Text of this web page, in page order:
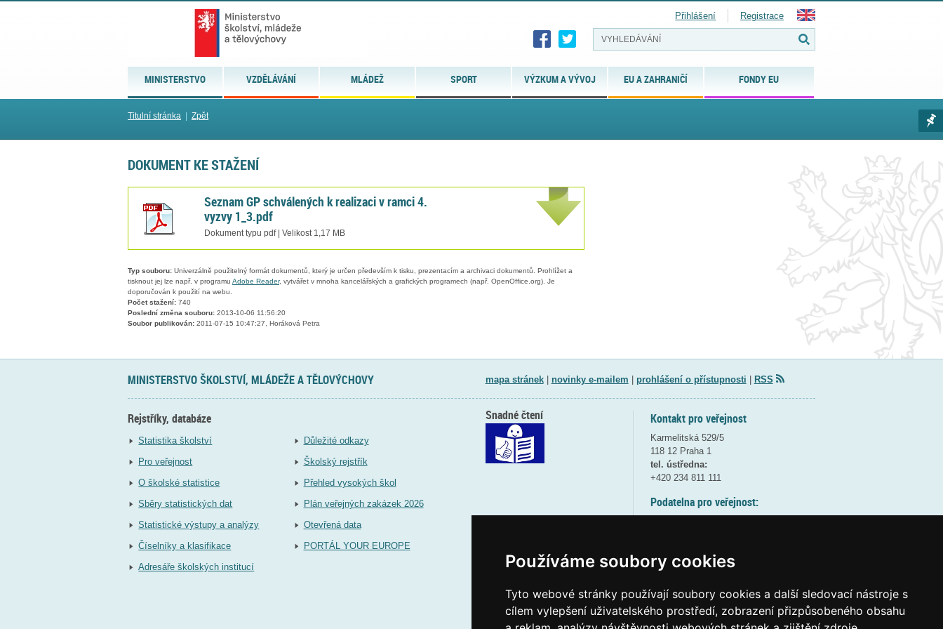
Používáme soubory cookies
Tyto webové stránky používají soubory cookies a další sledovací nástroje s
cílem vylepšení uživatelského prostředí, zobrazení přizpůsobeného obsahu
MINISTERSTVO VZDĚLÁVÁNÍ MLÁDEŽ SPORT VÝZKUM A VÝVOJ EU A ZAHRANIČÍ FONDY EU
Přihlášení Registrace
Titulní stránka Zpět
DOKUMENT KE STAŽENÍ
Seznam GP schválených k realizaci v ramci 4.
vyzvy 1_3.pdf
Dokument typu pdf | Velikost 1,17 MB
Typ souboru: Univerzálně použitelný formát dokumentů, který je určen především k tisku, prezentacím a archivaci dokumentů. Prohlížet a
tisknout jej lze např. v programu Adobe Reader, vytvářet v mnoha kancelářských a grafických programech (např. OpenOffice.org). Je
doporučován k použití na webu.
Počet stažení: 740
Poslední změna souboru: 2013-10-06 11:56:20
Soubor publikován: 2011-07-15 10:47:27, Horáková Petra
MINISTERSTVO ŠKOLSTVÍ, MLÁDEŽE A TĚLOVÝCHOVY mapa stránek| novinky e-mailem prohlášení o přístupnosti RSS
Rejstříky, databáze
Statistika školství
Pro veřejnost
O školské statistice
Sběry statistických dat
Statistické výstupy a analýzy
Číselníky a klasifikace
Adresáře školských institucí
Důležité odkazy
Školský rejstřík
Přehled vysokých škol
Plán veřejných zakázek 2026
Otevřená data
PORTÁL YOUR EUROPE
Kontakt pro veřejnost
Karmelitská 529/5
118 12 Praha 1
tel. ústředna:
+420 234 811 111
Podatelna pro veřejnost:
(více informací
Elektronická podatelna:
Snadné čtení